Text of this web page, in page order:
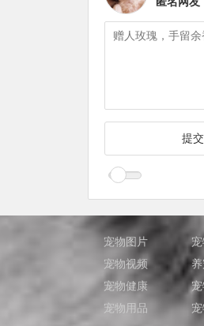
宠物图片
宠物视频
宠物健康
宠物用品